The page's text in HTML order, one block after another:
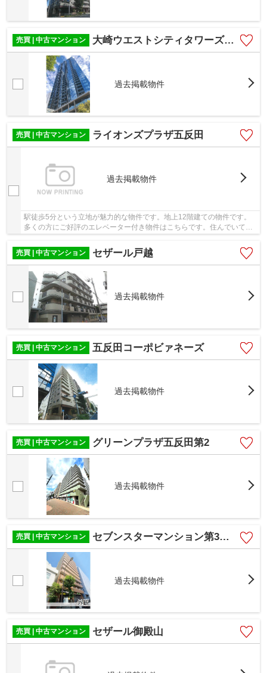
売買 | 中古マンション 大崎ウエストシティタワーズE棟
過去掲載物件
売買 | 中古マンション ライオンズプラザ五反田
過去掲載物件
駅徒歩5分という立地が魅力的な物件です。地上12階建ての物件です。
多くの方にご好評のエレベーター付き物件はこちらです。住んでいて心
売買 | 中古マンション
セザール戸越
過去掲載物件
売買 | 中古マンション 五反田コーポビァネーズ
過去掲載物件
売買 | 中古マンション グリーンプラザ五反田第2
過去掲載物件
売買 | 中古マンション セブンスターマンション第3五反田
過去掲載物件
売買 | 中古マンション セザール御殿山